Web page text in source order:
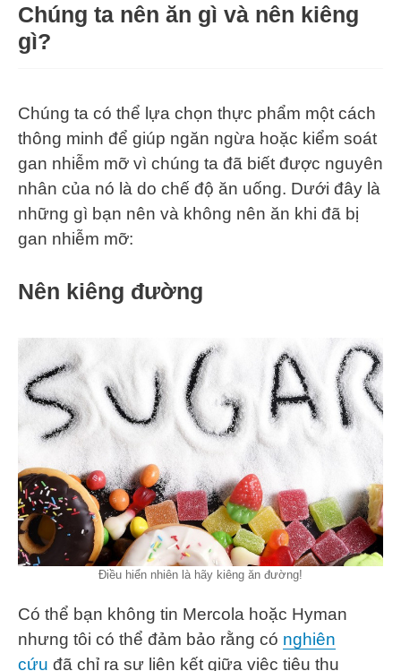
Chúng ta nên ăn gì và nên kiêng
gì?
Chúng ta có thể lựa chọn thực phẩm một cách
thông minh để giúp ngăn ngừa hoặc kiểm soát
gan nhiễm mỡ vì chúng ta đã biết được nguyên
nhân của nó là do chế độ ăn uống. Dưới đây là
những gì bạn nên và không nên ăn khi đã bị
gan nhiễm mỡ:
Nên kiêng đường
Điều hiển nhiên là hãy kiêng ăn đường!
Có thể bạn không tin Mercola hoặc Hyman
nhưng tôi có thể đảm bảo rằng có nghiên
cứu đã chỉ ra sự liên kết giữa việc tiêu thụ